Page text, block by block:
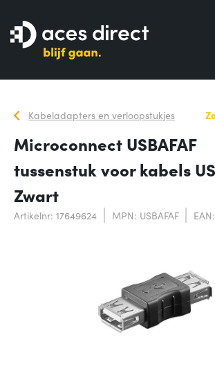
Kabeladapters en verloopstukjes
Microconnect USBAFAF
tussenstuk voor kabels
Zwart
Artikelnr: 17649624 MPN: USBAFAF